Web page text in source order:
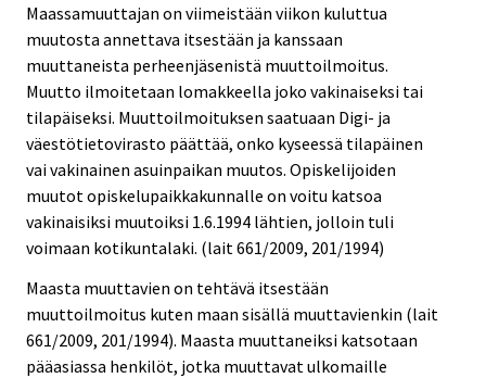
Maassamuuttajan on viimeistään viikon kuluttua
muutosta annettava itsestään ja kanssaan
muuttaneista perheenjäsenistä muuttoilmoitus.
Muutto ilmoitetaan lomakkeella joko vakinaiseksi tai
tilapäiseksi. Muuttoilmoituksen saatuaan Digi- ja
väestötietovirasto päättää, onko kyseessä tilapäinen
vai vakinainen asuinpaikan muutos. Opiskelijoiden
muutot opiskelupaikkakunnalle on voitu katsoa
vakinaisiksi muutoiksi 1.6.1994 lähtien, jolloin tuli
voimaan kotikuntalaki. (lait 661/2009, 201/1994)
Maasta muuttavien on tehtävä itsestään
muuttoilmoitus kuten maan sisällä muuttavienkin (lait
661/2009, 201/1994). Maasta muuttaneiksi katsotaan
pääasiassa henkilöt, jotka muuttavat ulkomaille